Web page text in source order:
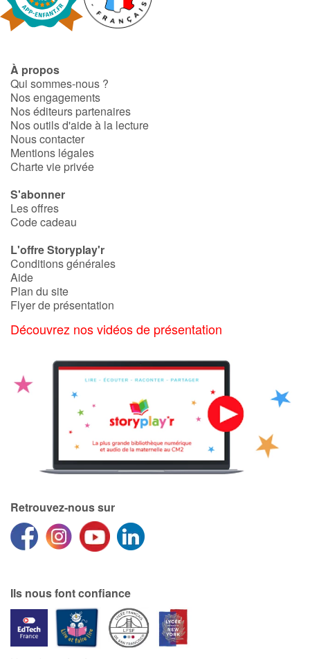
Fable, mythe, littérature et poésie
Ogres, monstres et sorcières
Héroïnes et héros
Écologie, nature, saisons
Les animaux
Voyage, épopée, enquête, aventure
Autour du monde
Apprentissage
Art, espace, activité
En famille
Quotidien et loisirs
Amour et amitié
Sujets de société
Formats et illustrations
Catalogue anglais
À propos
Qui sommes-nous ?
Nos engagements
Nos éditeurs partenaires
Nos outils d'aide à la lecture
Nous contacter
Mentions légales
Charte vie privée
S'abonner
Les offres
Code cadeau
L'offre Storyplay'r
Conditions générales
Aide
Plan du site
Flyer de présentation
Découvrez nos vidéos de présentation
Retrouvez-nous sur
Ils nous font confiance